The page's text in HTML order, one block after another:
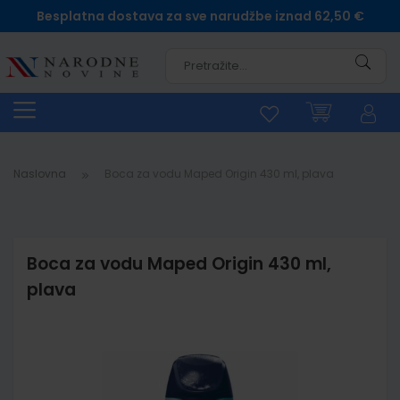
Besplatna dostava za sve narudžbe iznad 62,50 €
Naslovna
Boca za vodu Maped Origin 430 ml,
plava